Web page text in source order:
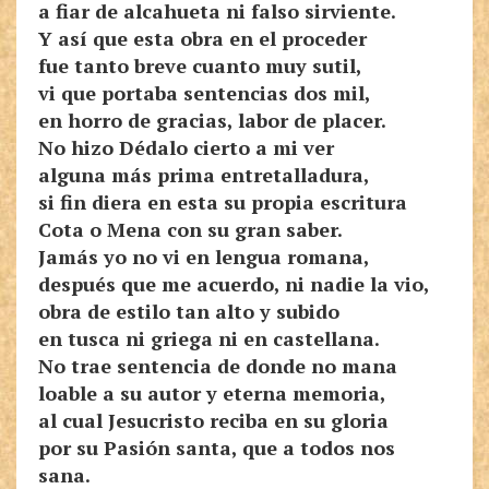
a fiar de alcahueta ni falso sirviente.
Y así que esta obra en el proceder
fue tanto breve cuanto muy sutil,
vi que portaba sentencias dos mil,
en horro de gracias, labor de placer.
No hizo Dédalo cierto a mi ver
alguna más prima entretalladura,
si fin diera en esta su propia escritura
Cota o Mena con su gran saber.
Jamás yo no vi en lengua romana,
después que me acuerdo, ni nadie la vio,
obra de estilo tan alto y subido
en tusca ni griega ni en castellana.
No trae sentencia de donde no mana
loable a su autor y eterna memoria,
al cual Jesucristo reciba en su gloria
por su Pasión santa, que a todos nos
sana.